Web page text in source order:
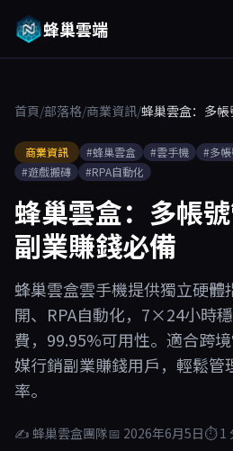
蜂巢雲端
首頁/部落格/商業資訊/蜂巢雲盒：多
商業資訊 #蜂巢雲盒 #雲手機 #多
#遊戲搬磚
#RPA自動化
蜂巢雲盒：多帳號
副業賺錢必備
蜂巢雲盒雲手機提供獨立硬體
開、RPA自動化，7×24小時
費，99.95%可用性。適合跨
媒行銷副業賺錢用戶，輕鬆管
率。
✍ 蜂巢雲盒團隊📅 2026年6月5日⏱ 1